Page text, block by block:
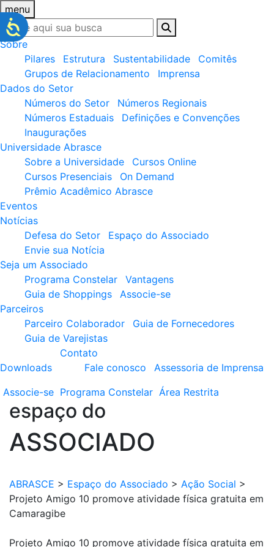
menu
Sobre
Pilares
Estrutura Sustentabilidade
Comitês
Grupos de Relacionamento
Imprensa
Dados do Setor
Números do Setor
Números Regionais
Números Estaduais
Definições e Convenções
Inaugurações
Universidade Abrasce
Sobre a Universidade
Cursos Online
Cursos Presenciais
On Demand
Prêmio Acadêmico Abrasce
Eventos
Notícias
Defesa do Setor
Espaço do Associado
Envie sua Notícia
Seja um Associado
Programa Constelar
Vantagens
Guia de Shoppings
Associe-se
Parceiros
Parceiro Colaborador
Guia de Fornecedores
Guia de Varejistas
Downloads
Contato
Fale conosco
Assessoria de Imprensa
Associe-se Programa Constelar Área Restrita
espaço do
ASSOCIADO
ABRASCE > Espaço do Associado > Ação Social >
Projeto Amigo 10 promove atividade física gratuita em
Camaragibe
Projeto Amigo 10 promove atividade física gratuita em